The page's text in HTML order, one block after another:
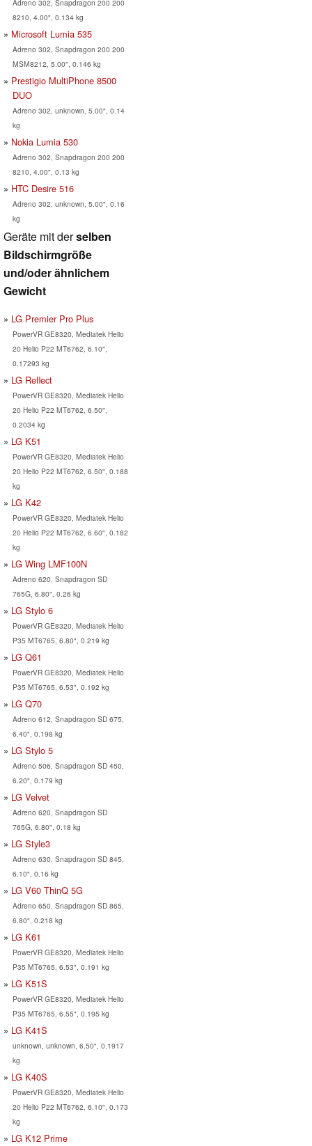
Adreno 302, Snapdragon 200 200
8210, 4.00", 0.134 kg
Microsoft Lumia 535
Adreno 302, Snapdragon 200 200
MSM8212, 5.00", 0.146 kg
Prestigio MultiPhone 8500
DUO
Adreno 302, unknown, 5.00", 0.14
kg
Nokia Lumia 530
Adreno 302, Snapdragon 200 200
8210, 4.00", 0.13 kg
HTC Desire 516
Adreno 302, unknown, 5.00", 0.16
kg
Geräte mit derselben
Bildschirmgröße
und/oder ähnlichem
Gewicht
LG Premier Pro Plus
PowerVR GE8320, Mediatek Helio
20 Helio P22 MT6762, 6.10",
0.17293 kg
LG Reflect
PowerVR GE8320, Mediatek Helio
20 Helio P22 MT6762, 6.50",
0.2034 kg
LG K51
PowerVR GE8320, Mediatek Helio
20 Helio P22 MT6762, 6.50", 0.188
kg
LG K42
PowerVR GE8320, Mediatek Helio
20 Helio P22 MT6762, 6.60", 0.182
kg
LG Wing LMF100N
Adreno 620, Snapdragon SD
765G, 6.80", 0.26 kg
LG Stylo 6
PowerVR GE8320, Mediatek Helio
P35 MT6765, 6.80", 0.219 kg
LG Q61
PowerVR GE8320, Mediatek Helio
P35 MT6765, 6.53", 0.192 kg
LG Q70
Adreno 612, Snapdragon SD 675,
6.40", 0.198 kg
LG Stylo 5
Adreno 506, Snapdragon SD 450,
6.20", 0.179 kg
LG Velvet
Adreno 620, Snapdragon SD
765G, 6.80", 0.18 kg
LG Style3
Adreno 630, Snapdragon SD 845,
6.10", 0.16 kg
LG V60 ThinQ 5G
Adreno 650, Snapdragon SD 865,
6.80", 0.218 kg
LG K61
PowerVR GE8320, Mediatek Helio
P35 MT6765, 6.53", 0.191 kg
LG K51S
PowerVR GE8320, Mediatek Helio
P35 MT6765, 6.55", 0.195 kg
LG K41S
unknown, unknown, 6.50", 0.1917
kg
LG K40S
PowerVR GE8320, Mediatek Helio
20 Helio P22 MT6762, 6.10", 0.173
kg
LG K12 Prime